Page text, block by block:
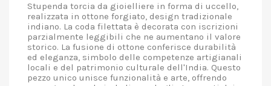
Stupenda torcia da gioielliere in forma di uccello,
realizzata in ottone forgiato, design tradizionale
indiano. La coda filettata è decorata con iscrizioni
parzialmente leggibili che ne aumentano il valore
storico. La fusione di ottone conferisce durabilità
ed eleganza, simbolo delle competenze artigianali
locali e del patrimonio culturale dell'India. Questo
pezzo unico unisce funzionalità e arte, offrendo